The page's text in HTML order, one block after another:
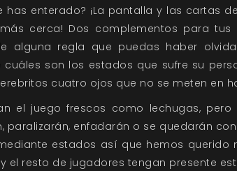
has enterado? ¡La pantalla y las cartas
cerca! Dos complementos para tus
alguna regla que puedas haber
son los estados que sufre su
cuatro ojos que no se meten en
el juego frescos como lechugas,
paralizarán, enfadarán o se quedarán
estados así que hemos
el resto de jugadores tengan presente